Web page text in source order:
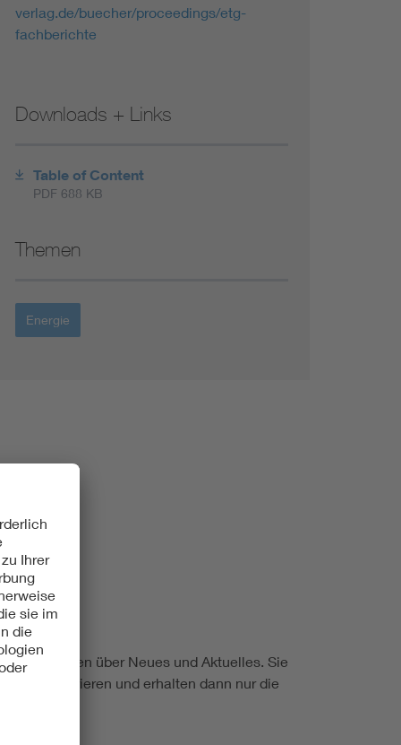
verlag.de/buecher/proceedings/etg-
fachberichte
Downloads + Links
Table of Content
PDF 688 KB
Themen
Energie
Abständen über Neues und Aktuelles. Sie
registrieren und erhalten dann nur die